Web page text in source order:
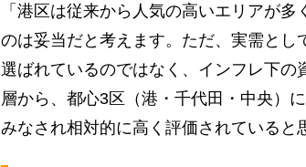
「港区は従来から人気の高いエリアが
のは妥当だと考えます。ただ、実需と
選ばれているのではなく、インフレ下
層から、都心3区（港・千代田・中央）
みなされ相対的に高く評価されていると